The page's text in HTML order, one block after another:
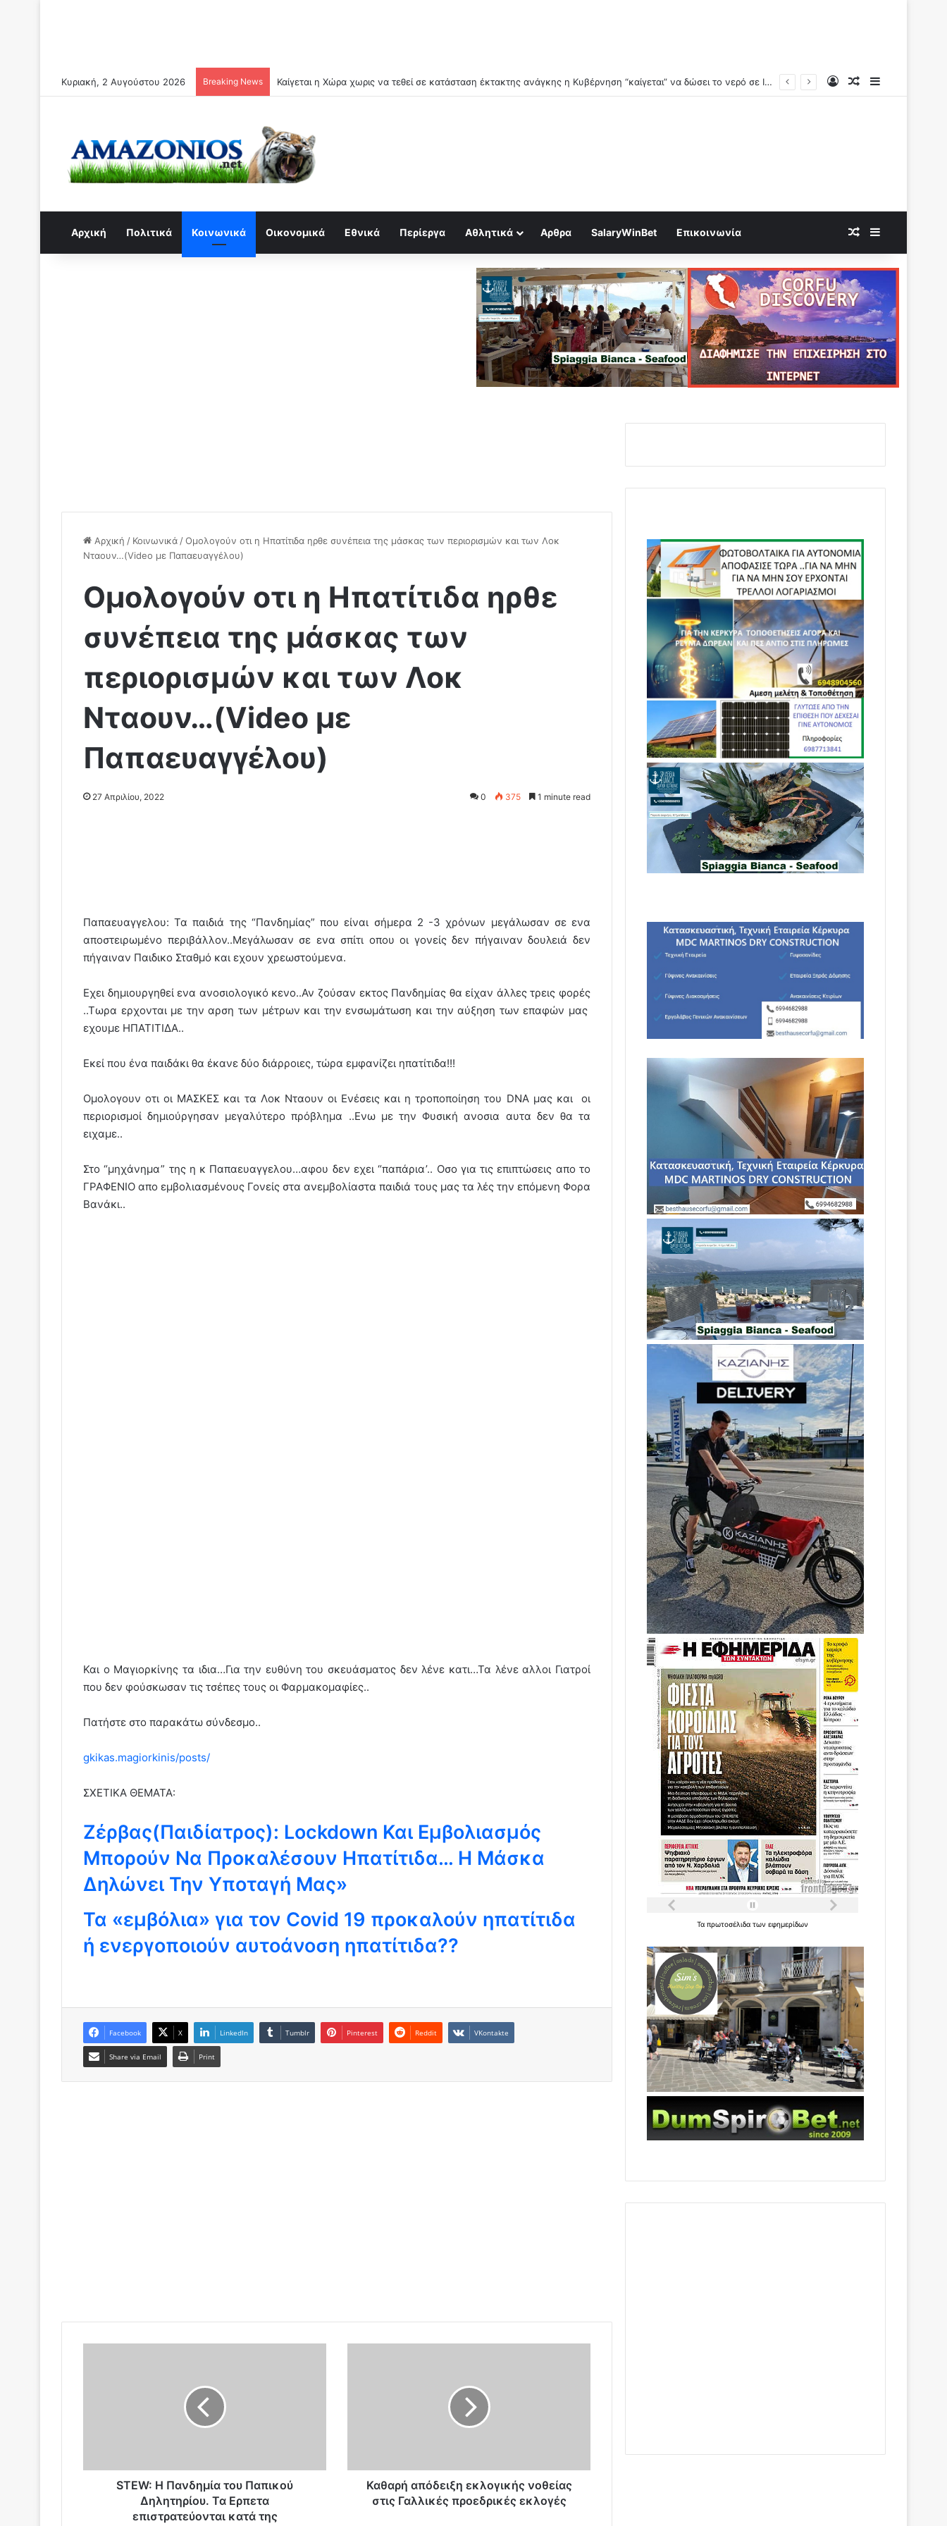
Κυριακή, 2 Αυγούστου 2026 Breaking News Το Ιράν βγάζει «χάρτη πολέμου» – Οι κρίσιμες ενεργειακές υποδομές που μπαίνουν στο στόχαστρο Log InRandom Article
Αρχική Πολιτικά Κοινωνικά Οικονομικά Εθνικά Περίεργα Αθλητικά Αρθρα SalaryWinBet Επικοινωνία Random Article
Αρχική / Κοινωνικά /Ομολογούν οτι η Ηπατίτιδα ηρθε συνέπεια της μάσκας των περιορισμών και των Λοκ
Νταουν…(Video με Παπαευαγγέλου)
Ομολογούν οτι η Ηπατίτιδα ηρθε
συνέπεια της μάσκας των
περιορισμών και των Λοκ
Νταουν…(Video με
Παπαευαγγέλου)
27 Απριλίου, 2022 0 375 1 minute read
Παπαευαγγελου: Τα παιδιά της “Πανδημίας” που είναι σήμερα 2 -3 χρόνων μεγάλωσαν σε ενα
αποστειρωμένο περιβάλλον..Μεγάλωσαν σε ενα σπίτι οπου οι γονείς δεν πήγαιναν δουλειά δεν
πήγαιναν Παιδικο Σταθμό και εχουν χρεωστούμενα.
Εχει δημιουργηθεί ενα ανοσιολογικό κενο..Αν ζούσαν εκτος Πανδημίας θα είχαν άλλες τρεις φορές
..Τωρα ερχονται με την αρση των μέτρων και την ενσωμάτωση και την αύξηση των επαφών μας
εχουμε ΗΠΑΤΙΤΙΔΑ..
Εκεί που ένα παιδάκι θα έκανε δύο διάρροιες, τώρα εμφανίζει ηπατίτιδα!!!
Ομολογουν οτι οι ΜΑΣΚΕΣ και τα Λοκ Νταουν οι Ενέσεις και η τροποποίηση του DNA μας και οι
περιορισμοί δημιούργησαν μεγαλύτερο πρόβλημα ..Ενω με την Φυσική ανοσια αυτα δεν θα τα
ειχαμε..
Στο “μηχάνημα” της η κ Παπαευαγγελου…αφου δεν εχει “παπάρια’.. Οσο για τις επιπτώσεις απο το
ΓΡΑΦΕΝΙΟ απο εμβολιασμένους Γονείς στα ανεμβολίαστα παιδιά τους μας τα λές την επόμενη Φορα
Βανάκι..
Και ο Μαγιορκίνης τα ιδια…Για την ευθύνη του σκευάσματος δεν λένε κατι…Τα λένε αλλοι Γιατροί
που δεν φούσκωσαν τις τσέπες τους οι Φαρμακομαφίες..
Πατήστε στο παρακάτω σύνδεσμο..
gkikas.magiorkinis/posts/
ΣΧΕΤΙΚΑ ΘΕΜΑΤΑ:
Zέρβας(Παιδίατρος): Lockdown Και Εμβολιασμός
Μπορούν Να Προκαλέσουν Ηπατίτιδα… Η Μάσκα
Δηλώνει Την Υποταγή Μας»
Τα «εμβόλια» για τον Covid 19 προκαλούν ηπατίτιδα
ή ενεργοποιούν αυτοάνοση ηπατίτιδα??
Facebook X LinkedIn Tumblr Pinterest Reddit VKontakte
Share via Email Print
ν
STEW: Η Πανδημία του Παπικού
Δηλητηρίου. Τα Ερπετα
επιστρατεύονται κατά της
ό
Καθαρή απόδειξη εκλογικής νοθείας
στις Γαλλικές προεδρικές εκλογές
Ταπρωτοσέλιδατωνεφημερίδων